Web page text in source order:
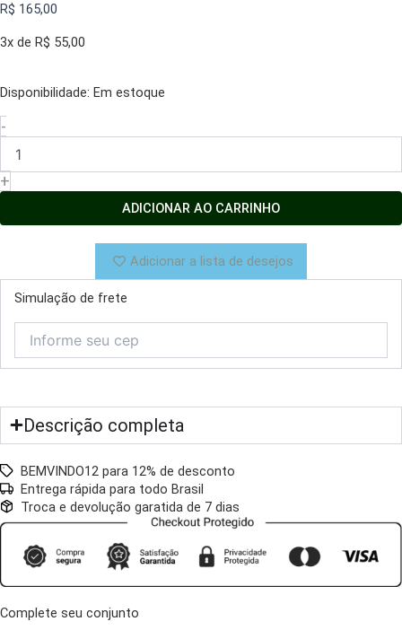
R$ 165,00
3x de R$ 55,00
Disponibilidade: Em estoque
-
Sabonete
Alecrim
300ml
+
ADICIONAR AO CARRINHO
Adicionar a lista de desejos
Simulação de frete
Descrição completa
BEMVINDO12 para 12% de desconto
Entrega rápida para todo Brasil
Troca e devolução garatida de 7 dias
Complete seu conjunto